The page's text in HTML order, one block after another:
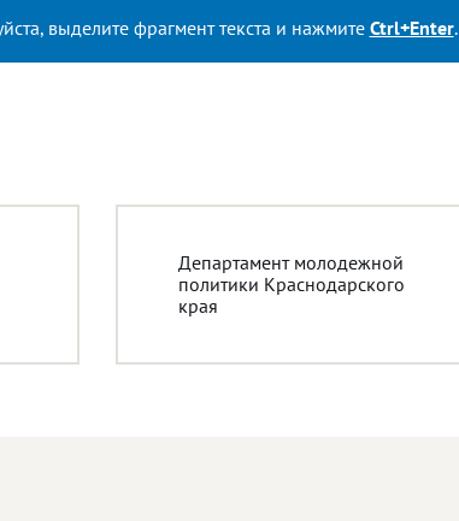
выделите фрагмент текста и нажмитеCtrl+Enter.
Департамент молодежной
политики Краснодарского
края